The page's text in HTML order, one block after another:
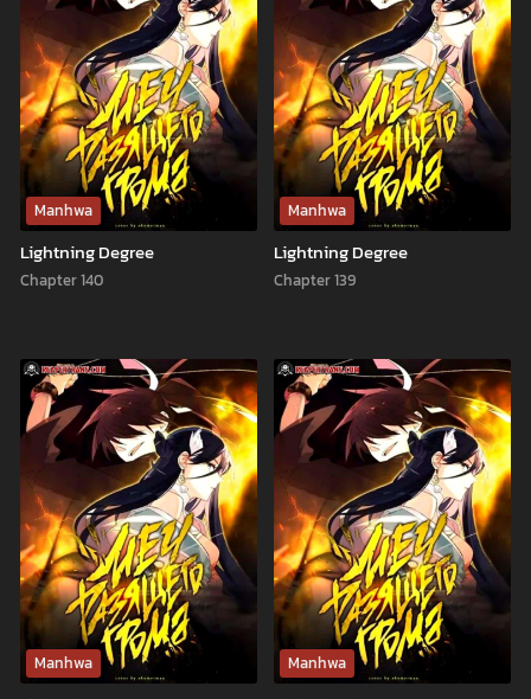
Manhwa
Lightning Degree
Chapter 140
Manhwa
Lightning Degree
Chapter 139
Manhwa Manhwa